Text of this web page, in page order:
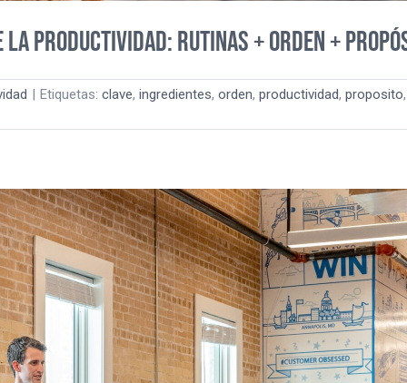
la productividad: rutinas + orden +
| Etiquetas: clave, ingredientes, orden, productividad, proposito,